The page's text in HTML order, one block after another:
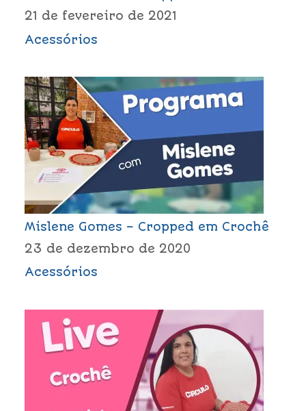
21 de fevereiro de 2021
Acessórios
Mislene Gomes – Cropped em Crochê
23 de dezembro de 2020
Acessórios